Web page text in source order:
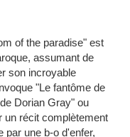
of the paradise" est
assumant de
son incroyable
"Le fantôme de
Dorian Gray" ou
un récit complètement
par une b-o d'enfer,